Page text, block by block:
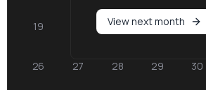
19 21 22 23
26 27 28 29 30
View next month